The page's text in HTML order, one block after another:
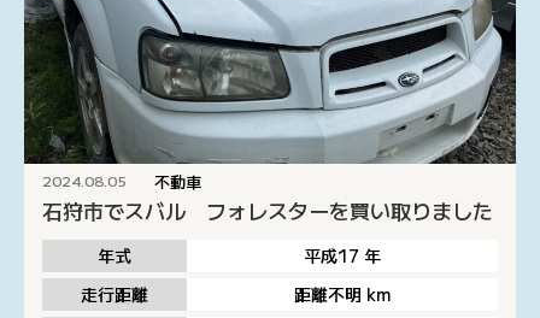
2024.08.05 不動車
石狩市でスバル フォレスターを買い取りました
年式 平成17 年
走行距離
距離不明 km